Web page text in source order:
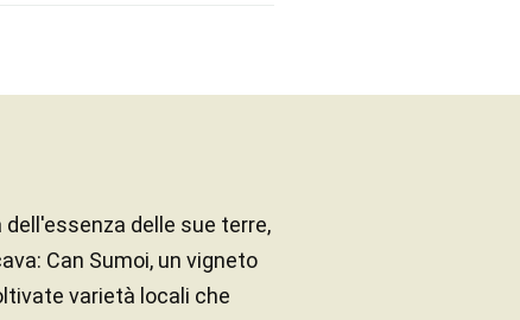
delle sue terre,
Can Sumoi, un vigneto
varietà locali che